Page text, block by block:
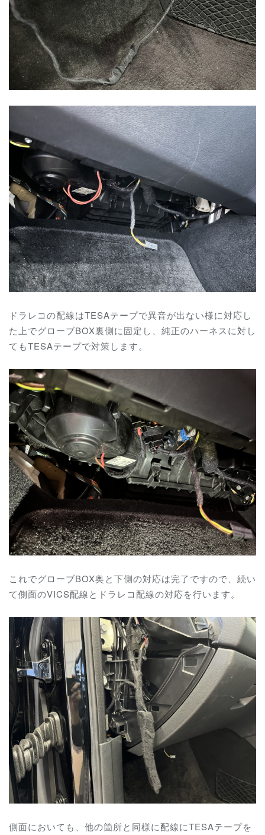
ドラレコの配線はTESAテープで異音が出ない様に対応し
た上でグローブBOX裏側に固定し、純正のハーネスに対し
てもTESAテープで対策します。
これでグローブBOX奥と下側の対応は完了ですので、続い
て側面のVICS配線とドラレコ配線の対応を行います。
側面においても、他の箇所と同様に配線にTESAテープを